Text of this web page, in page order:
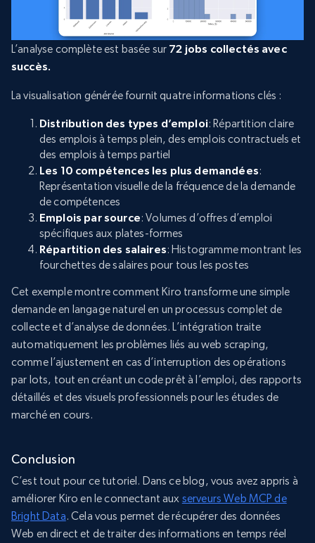
L’analyse complète est basée sur 72 jobs collectés avec
succès.
La visualisation générée fournit quatre informations clés :
Distribution des types d’emploi: Répartition claire
des emplois à temps plein, des emplois contractuels et
des emplois à temps partiel
Les 10 compétences les plus demandées:
Représentation visuelle de la fréquence de la demande
de compétences
Emplois par source: Volumes d’offres d’emploi
spécifiques aux plates-formes
Répartition des salaires: Histogramme montrant les
fourchettes de salaires pour tous les postes
Cet exemple montre comment Kiro transforme une simple
demande en langage naturel en un processus complet de
collecte et d’analyse de données. L’intégration traite
automatiquement les problèmes liés au web scraping,
comme l’ajustement en cas d’interruption des opérations
par lots, tout en créant un code prêt à l’emploi, des rapports
détaillés et des visuels professionnels pour les études de
marché en cours.
Conclusion
C’est tout pour ce tutoriel. Dans ce blog, vous avez appris à
améliorer Kiro en le connectant aux serveurs Web MCP de
Bright Data. Cela vous permet de récupérer des données
Web en direct et de traiter des informations en temps réel